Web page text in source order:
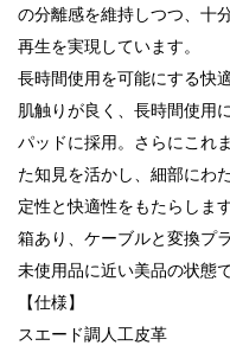
の分離感を維持しつつ、十
再生を実現しています。
長時間使用を可能にする快
肌触りが良く、長時間使用
パッドに採用。さらにこれ
た知見を活かし、細部にわ
定性と快適性をもたらします
箱あり、ケーブルと変換プ
未使用品に近い美品の状態
【仕様】
スエード調人工皮革